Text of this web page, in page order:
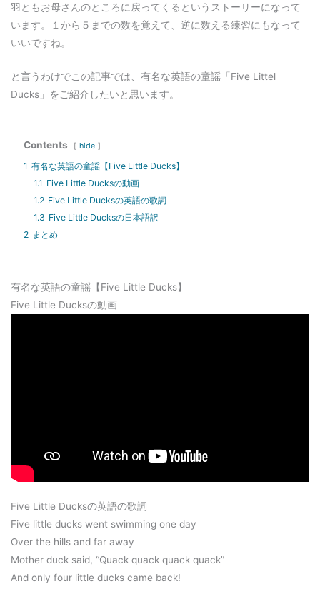
羽ともお母さんのところに戻ってくるというストーリーになって
います。１から５までの数を覚えて、逆に数える練習にもなって
いいですね。
と言うわけでこの記事では、有名な英語の童謡「Five Littel
Ducks」をご紹介したいと思います。
Contents hide
1 有名な英語の童謡【Five Little Ducks】
1.1 Five Little Ducksの動画
1.2 Five Little Ducksの英語の歌詞
1.3 Five Little Ducksの日本語訳
2 まとめ
有名な英語の童謡【Five Little Ducks】
Five Little Ducksの動画
Five Little Ducksの英語の歌詞
Five little ducks went swimming one day
Over the hills and far away
Mother duck said, “Quack quack quack quack”
And only four little ducks came back!